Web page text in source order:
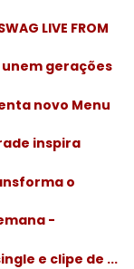
LIVE FROM
unem gerações
novo Menu
inspira
o
-
e clipe de ...